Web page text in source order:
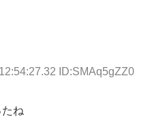
ID:SMAq5gZZ0
ね